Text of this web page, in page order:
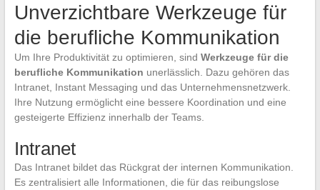
Unverzichtbare Werkzeuge für
die berufliche Kommunikation
Um Ihre Produktivität zu optimieren, sind Werkzeuge für die
berufliche Kommunikation unerlässlich. Dazu gehören das
Intranet, Instant Messaging und das Unternehmensnetzwerk.
Ihre Nutzung ermöglicht eine bessere Koordination und eine
gesteigerte Effizienz innerhalb der Teams.
Intranet
Das Intranet bildet das Rückgrat der internen Kommunikation.
Es zentralisiert alle Informationen, die für das reibungslose